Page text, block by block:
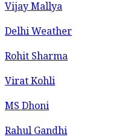
Vijay Mallya
Delhi Weather
Rohit Sharma
Virat Kohli
MS Dhoni
Rahul Gandhi